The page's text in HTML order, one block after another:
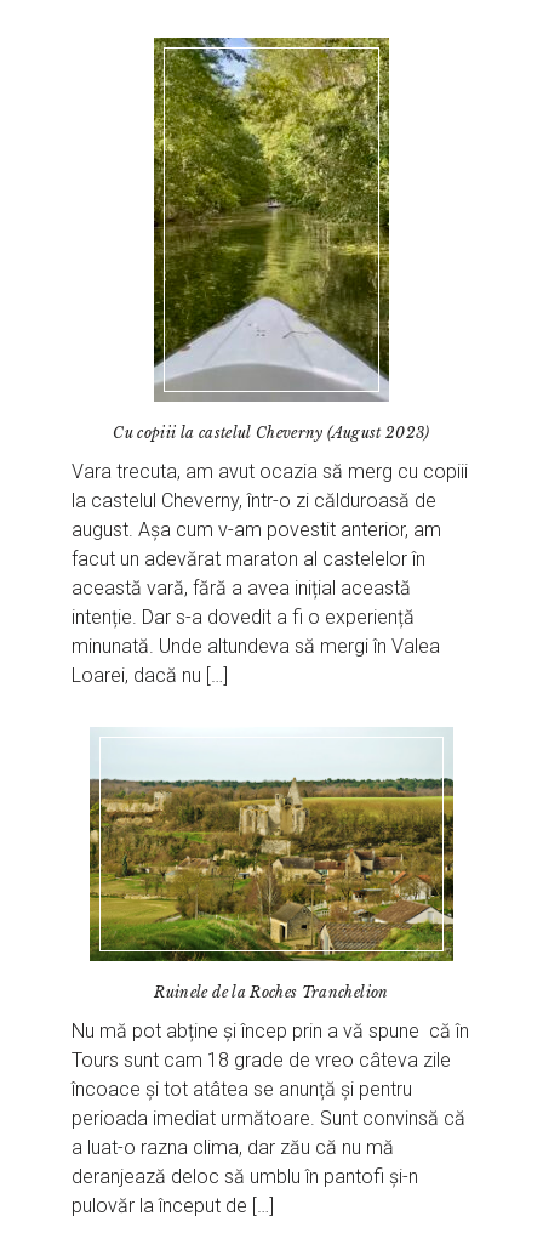
Cu copiii la castelul Cheverny (August 2023)
Vara trecuta, am avut ocazia să merg cu copiii
la castelul Cheverny, într-o zi călduroasă de
august. Așa cum v-am povestit anterior, am
facut un adevărat maraton al castelelor în
această vară, fără a avea inițial această
intenție. Dar s-a dovedit a fi o experiență
minunată. Unde altundeva să mergi în Valea
Loarei, dacă nu […]
Ruinele de la Roches Tranchelion
Nu mă pot abține și încep prin a vă spune că în
Tours sunt cam 18 grade de vreo câteva zile
încoace și tot atâtea se anunță și pentru
perioada imediat următoare. Sunt convinsă că
a luat-o razna clima, dar zău că nu mă
deranjează deloc să umblu în pantofi și-n
pulovăr la început de […]